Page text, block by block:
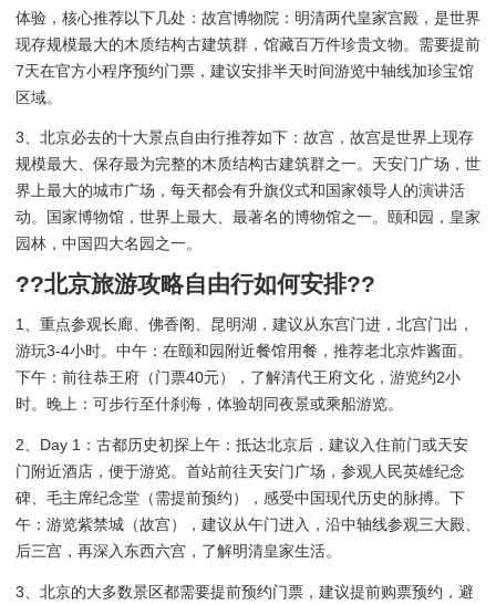
体验，核心推荐以下几处：故宫博物院：明清两代皇家宫殿，是世界
现存规模最大的木质结构古建筑群，馆藏百万件珍贵文物。需要提前
7天在官方小程序预约门票，建议安排半天时间游览中轴线加珍宝馆
区域。
3、北京必去的十大景点自由行推荐如下：故宫，故宫是世界上现存
规模最大、保存最为完整的木质结构古建筑群之一。天安门广场，世
界上最大的城市广场，每天都会有升旗仪式和国家领导人的演讲活
动。国家博物馆，世界上最大、最著名的博物馆之一。颐和园，皇家
园林，中国四大名园之一。
??北京旅游攻略自由行如何安排??
1、重点参观长廊、佛香阁、昆明湖，建议从东宫门进，北宫门出，
游玩3-4小时。中午：在颐和园附近餐馆用餐，推荐老北京炸酱面。
下午：前往恭王府（门票40元），了解清代王府文化，游览约2小
时。晚上：可步行至什刹海，体验胡同夜景或乘船游览。
2、Day 1：古都历史初探上午：抵达北京后，建议入住前门或天安
门附近酒店，便于游览。首站前往天安门广场，参观人民英雄纪念
碑、毛主席纪念堂（需提前预约），感受中国现代历史的脉搏。下
午：游览紫禁城（故宫），建议从午门进入，沿中轴线参观三大殿、
后三宫，再深入东西六宫，了解明清皇家生活。
3、北京的大多数景区都需要提前预约门票，建议提前购票预约，避